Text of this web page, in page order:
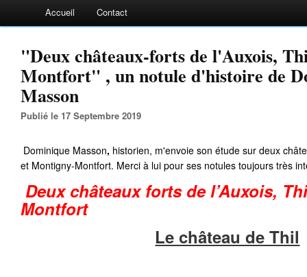
Accueil Contact
"Deux châteaux-forts de l'Auxois,
Montfort" , un notule d'histoire de
Masson
Publié le 17 Septembre 2019
Dominique Masson, historien, m'envoie son étude sur deux
et Montigny-Montfort. Merci à lui pour ses notules toujours très
Deux châteaux forts de l’Auxois,
Montfort
Le château de Thil